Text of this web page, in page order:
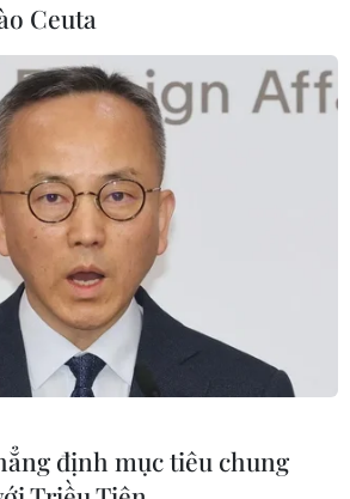
Ceuta
định mục tiêu chung